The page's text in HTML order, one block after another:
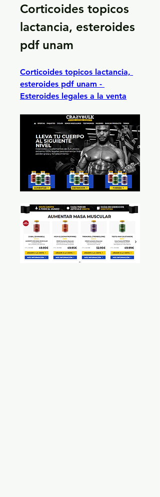
Corticoides topicos
lactancia, esteroides
pdf unam
Corticoides topicos lactancia,
esteroides pdf unam -
Esteroides legales a la venta